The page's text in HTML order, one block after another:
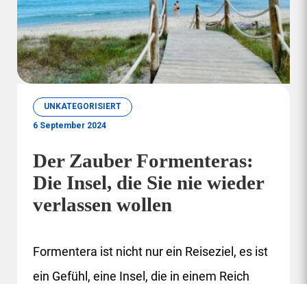
UNKATEGORISIERT
6 September 2024
Der Zauber Formenteras:
Die Insel, die Sie nie wieder
verlassen wollen
Formentera ist nicht nur ein Reiseziel, es ist
ein Gefühl, eine Insel, die in einem Reich